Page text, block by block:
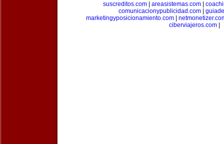
suscreditos.com
areasistemas.com
comunicacionypublicidad.com
marketingyposicionamiento.com|
ciberviajeros.com